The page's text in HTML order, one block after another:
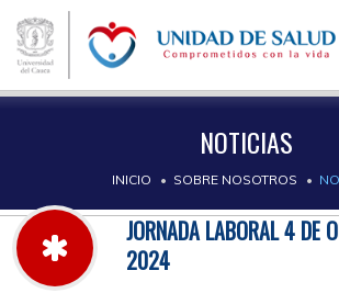
NOTICIAS
INICIO SOBRE NOSOTROS
JORNADA LABORAL 4 DE
2024